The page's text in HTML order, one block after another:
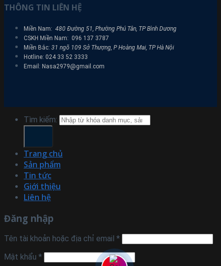
THÔNG TIN LIÊN HỆ
Miền Nam: 480 Đường 51, Phường Phú Tân, TP Bình Dương
CSKH Miền Nam: 096 137 3787
Miền Bắc: 31 ngõ 109 Sở Thượng, P Hoàng Mai, TP Hà Nội
Hotline: 024 33 52 3333
Email: Nasa2979@gmail.com
Tìm kiếm:
Trang chủ
Sản phẩm
Tin tức
Giới thiệu
Liên hệ
Đăng nhập
Tên tài khoản hoặc địa chỉ email *
Mật khẩu *